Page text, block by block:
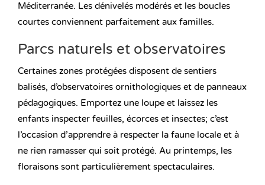
Méditerranée. Les dénivelés modérés et les boucles
courtes conviennent parfaitement aux familles.
Parcs naturels et observatoires
Certaines zones protégées disposent de sentiers
balisés, d’observatoires ornithologiques et de panneaux
pédagogiques. Emportez une loupe et laissez les
enfants inspecter feuilles, écorces et insectes; c’est
l’occasion d’apprendre à respecter la faune locale et à
ne rien ramasser qui soit protégé. Au printemps, les
floraisons sont particulièrement spectaculaires.